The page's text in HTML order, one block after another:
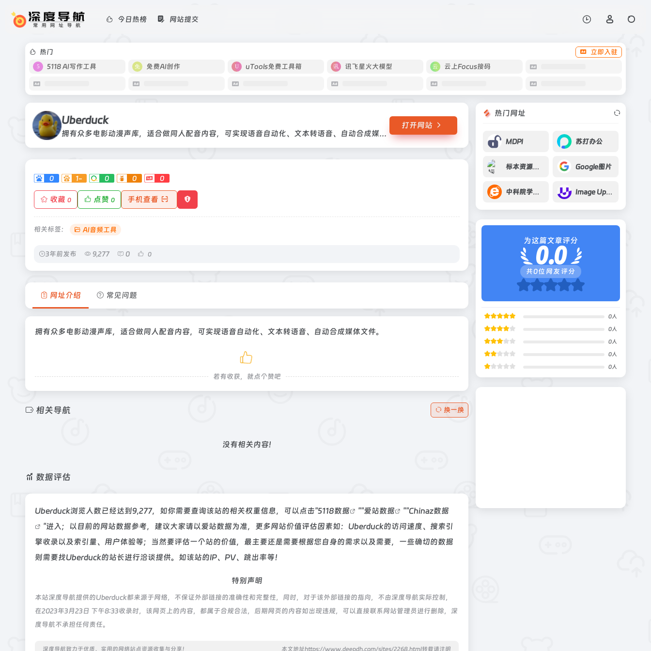
今日热榜 网站提交
热门
立即入驻
5118 AI写作工具
免费AI创作 uTools免费工具箱 讯飞星火大模型 云上Focus接码
Uberduck
拥有众多电影动漫声库，适合做同人配音内容，可实现语音自动化、文本转语音、自动合成媒体文件。
打开网站
0 1- 0 0 0
收藏 0 点赞 0 手机查看
相关标签： AI音频工具
3年前发布 9,277 0 0
网址介绍 常见问题
拥有众多电影动漫声库，适合做同人配音内容，可实现语音自动化、文本转语音、自动合成媒体文件。
若有收获，就点个赞吧
相关导航 换一换
没有相关内容!
数据评估
Uberduck浏览人数已经达到9,277，如你需要查询该站的相关权重信息，可以点击"5118数据 ""爱站数据 ""Chinaz数据
"进入；以目前的网站数据参考，建议大家请以爱站数据为准，更多网站价值评估因素如：Uberduck的访问速度、搜索引
擎收录以及索引量、用户体验等；当然要评估一个站的价值，最主要还是需要根据您自身的需求以及需要，一些确切的数据
则需要找Uberduck的站长进行洽谈提供。如该站的IP、PV、跳出率等！
特别声明
本站深度导航提供的Uberduck都来源于网络，不保证外部链接的准确性和完整性，同时，对于该外部链接的指向，不由深度导航实际控制，
在2023年3月23日 下午8:33收录时，该网页上的内容，都属于合规合法，后期网页的内容如出现违规，可以直接联系网站管理员进行删除，深
度导航不承担任何责任。
深度导航致力于优质、实用的网络站点资源收集与分享！ 本文地址https://www.deepdh.com/sites/2268.html转载请注明
热门网址
MDPI 苏打办公
标本资源共享平台 Google图片
中科院学术主页 Image Upscaler
为这篇文章评分
0.0
共0位网友评分
0人
0人
0人
0人
0人